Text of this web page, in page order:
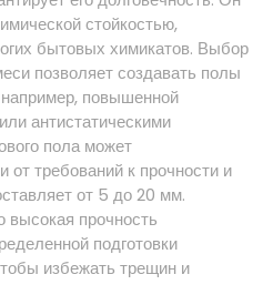
стойкостью,
бытовых химикатов. Выбор
позволяет создавать полы
повышенной
антистатическими
пола может
от требований к прочности и
от 5 до 20 мм.
высокая прочность
подготовки
избежать трещин и